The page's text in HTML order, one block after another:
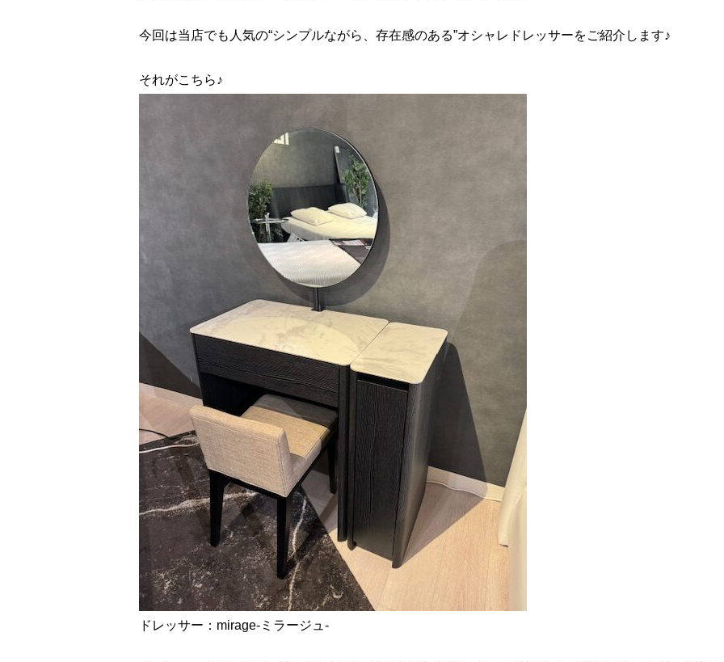
今回は当店でも人気の“シンプルながら、存在感のある”オシャレドレッサーをご紹介します♪
それがこちら♪
ドレッサー：mirage-ミラージュ-